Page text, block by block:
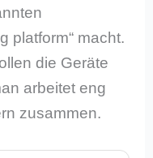
platform“ macht.
die Geräte
arbeitet eng
zusammen.